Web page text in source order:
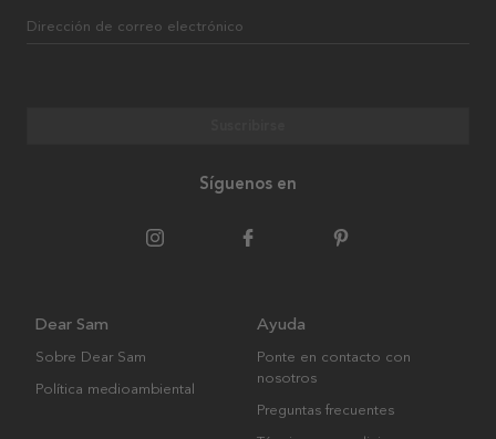
Dirección de correo electrónico
Síguenos en
Dear Sam
Sobre Dear Sam
Política medioambiental
Ayuda
Ponte en contacto con
nosotros
Preguntas frecuentes